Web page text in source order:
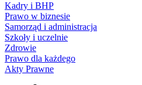
Kadry i BHP
Prawo w biznesie
Samorząd i administracja
Szkoły i uczelnie
Zdrowie
Prawo dla każdego
Akty Prawne